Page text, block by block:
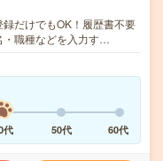
だけでもOK！履歴書不要
職種などを入力す…
代 50代 60代